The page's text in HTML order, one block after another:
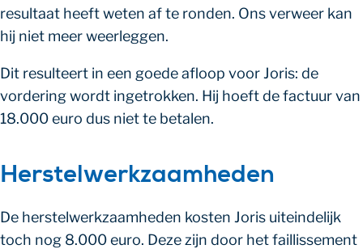
resultaat heeft weten af te ronden. Ons verweer kan
hij niet meer weerleggen.
Dit resulteert in een goede afloop voor Joris: de
vordering wordt ingetrokken. Hij hoeft de factuur van
18.000 euro dus niet te betalen.
Herstelwerkzaamheden
De herstelwerkzaamheden kosten Joris uiteindelijk
toch nog 8.000 euro. Deze zijn door het faillissement